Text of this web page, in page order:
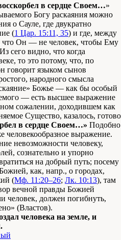
в сердце Своем…»
Богу раскаяния можно
о Сауле, где двукратно
(1 Цар. 15:11, 35) и где, между
что Он — не человек, чтобы Ему
сего видно, что когда
то это потому, что, по
говорит языком сынов
народного смысла
Божье — как бы особый
— есть высшее выражение
сожалении, доходившем как
Существо, казалось, готово
в сердце Своем…» Подобно
выражение.
невозможности человеку,
сознательно и упорно
на добрый путь; посему
как, напр., о городах,
(Мф. 11:20–26; Лк. 10:13), там
вечной правды Божией
человек, должен погибнуть,
(Властов).
человека на земле, и